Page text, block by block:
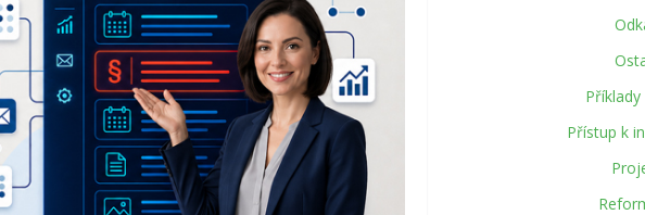
Přístup k